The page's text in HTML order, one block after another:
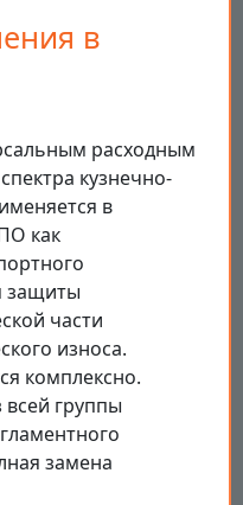
в
расходным
кузнечно-
в
как
защиты
части
износа.
комплексно.
всей группы
замена